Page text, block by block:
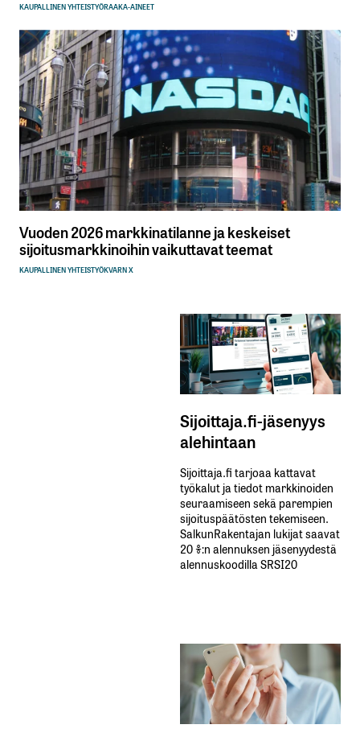
KAUPALLINEN YHTEISTYÖRAAKA-AINEET
Vuoden 2026 markkinatilanne ja keskeiset
sijoitusmarkkinoihin vaikuttavat teemat
KAUPALLINEN YHTEISTYÖKVARN X
Sijoittaja.fi-jäsenyys
alehintaan
Sijoittaja.fi tarjoaa kattavat
työkalut ja tiedot markkinoiden
seuraamiseen sekä parempien
sijoituspäätösten tekemiseen.
SalkunRakentajan lukijat saavat
20 %:n alennuksen jäsenyydestä
alennuskoodilla SRSI20